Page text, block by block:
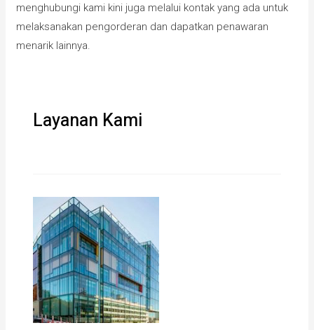
menghubungi kami kini juga melalui kontak yang ada untuk
melaksanakan pengorderan dan dapatkan penawaran
menarik lainnya.
Layanan Kami